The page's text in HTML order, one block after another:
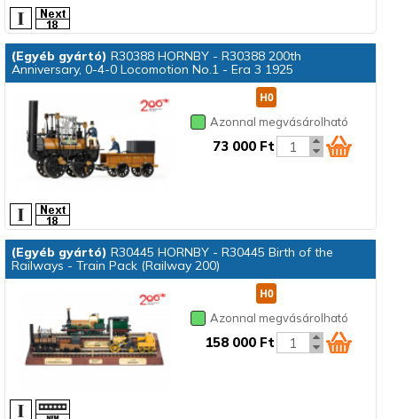
(Egyéb gyártó) R30388 HORNBY - R30388 200th
Anniversary, 0-4-0 Locomotion No.1 - Era 3 1925
Azonnal megvásárolható
73 000 Ft
(Egyéb gyártó) R30445 HORNBY - R30445 Birth of the
Railways - Train Pack (Railway 200)
Azonnal megvásárolható
158 000 Ft